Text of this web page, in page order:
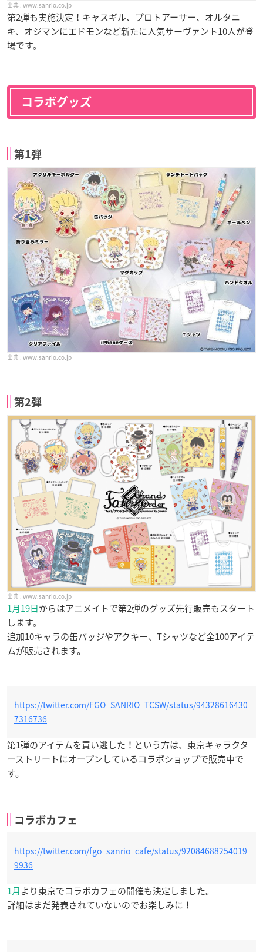
www.sanrio.co.jp
第2弾も実施決定！キャスギル、プロトアーサー、オルタニ
キ、オジマンにエドモンなど新たに人気サーヴァント10人が登
場です。
コラボグッズ
第1弾
www.sanrio.co.jp
第2弾
www.sanrio.co.jp
1月19日からはアニメイトで第2弾のグッズ先行販売もスタート
します。
追加10キャラの缶バッジやアクキー、Tシャツなど全100アイテ
ムが販売されます。
https://twitter.com/FGO_SANRIO_TCSW/status/94328616430
7316736
第1弾のアイテムを買い逃した！という方は、東京キャラクタ
ーストリートにオープンしているコラボショップで販売中で
す。
コラボカフェ
https://twitter.com/fgo_sanrio_cafe/status/92084688254019
9936
1月より東京でコラボカフェの開催も決定しました。
詳細はまだ発表されていないのでお楽しみに！